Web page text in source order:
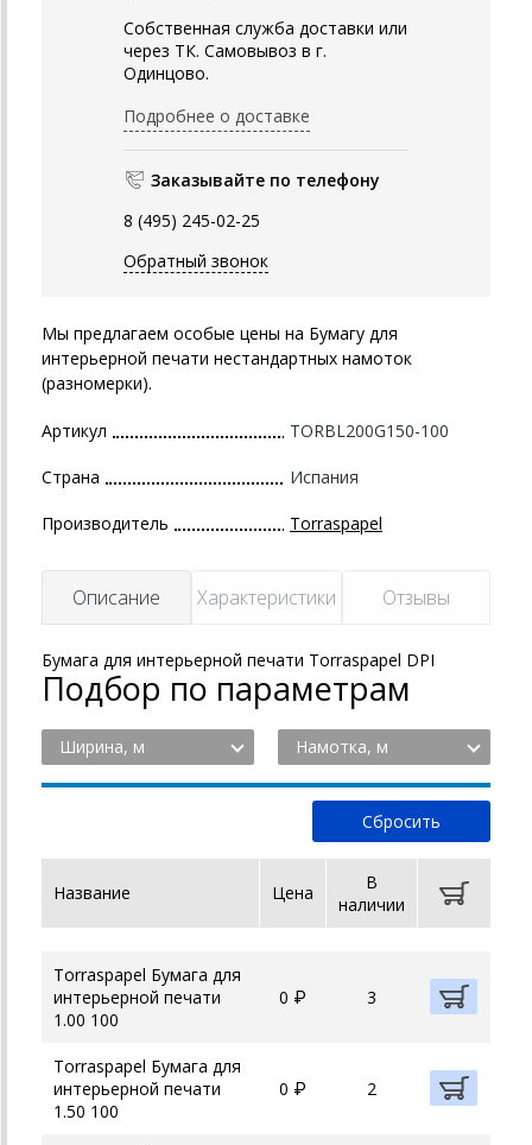
Собственная служба доставки или
через ТК. Самовывоз в г.
Одинцово.
Подробнее о доставке
Заказывайте по телефону
8 (495) 245-02-25
Обратный звонок
Мы предлагаем особые цены на Бумагу для
интерьерной печати нестандартных намоток
(разномерки).
Артикул TORBL200G150-100
Страна Испания
Производитель Torraspapel
Описание Характеристики Отзывы
Бумага для интерьерной печати Torraspapel DPI
Подбор по параметрам
Ширина, м Намотка, м
Название Цена
В
наличии
Torraspapel Бумага для
интерьерной печати
1.00 100
0 ₽ 3
Torraspapel Бумага для
интерьерной печати
1.50 100
0 ₽ 2